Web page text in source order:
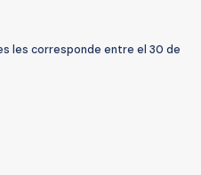
les corresponde entre el 30 de